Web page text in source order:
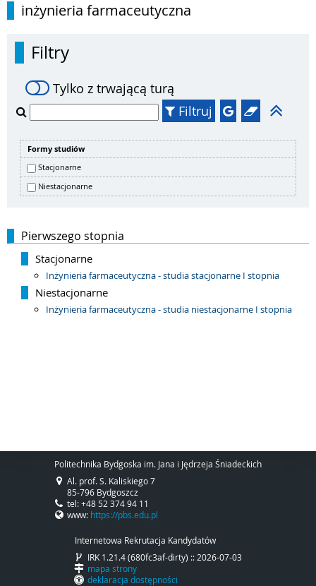
inżynieria farmaceutyczna
Filtry
Tylko z trwającą turą
Filtruj
Formy studiów
Stacjonarne
Niestacjonarne
Pierwszego stopnia
Stacjonarne
Inżynieria farmaceutyczna - studia stacjonarne I stopnia
Niestacjonarne
Inżynieria farmaceutyczna - studia niestacjonarne I stopnia
Politechnika Bydgoska im. Jana i Jędrzeja Śniadeckich
Al. prof. S. Kaliskiego 7
85-796 Bydgoszcz
tel: +48 52 374 94 11
www: https://pbs.edu.pl
Internetowa Rekrutacja Kandydatów
IRK 1.21.4 (680fc3af-dirty) :: 2026-07-03
mapa strony
deklaracja dostępności